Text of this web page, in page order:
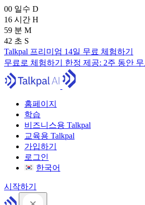
00 일수 D
16 시간 H
59 분 M
41 초 S
Talkpal 프리미엄 14일 무료 체험하기
무료로 체험하기 한정 제공: 2주 동안
홈페이지
학습
비즈니스용 Talkpal
교육용 Talkpal
가입하기
로그인
한국어
시작하기